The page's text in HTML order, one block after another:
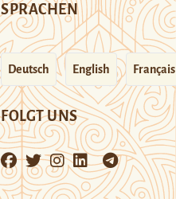
SPRACHEN
Deutsch English Français
FOLGT UNS